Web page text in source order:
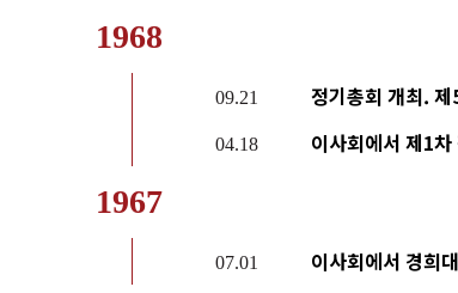
1968
09.21 정기총회 개최.
04.18 이사회에서 제1
1967
07.01 이사회에서 경희